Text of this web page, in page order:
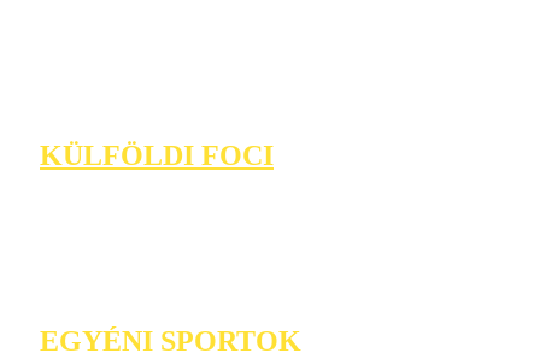
KÜLFÖLDI FOCI
EGYÉNI SPORTOK